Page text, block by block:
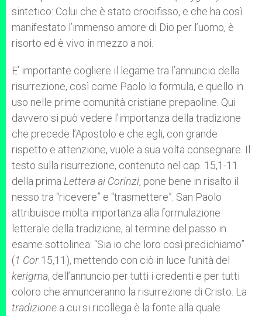
sintetico: Colui che è stato crocifisso, e che ha così
manifestato l’immenso amore di Dio per l’uomo, è
risorto ed è vivo in mezzo a noi.
E’ importante cogliere il legame tra l’annuncio della
risurrezione, così come Paolo lo formula, e quello in
uso nelle prime comunità cristiane prepaoline. Qui
davvero si può vedere l’importanza della tradizione
che precede l’Apostolo e che egli, con grande
rispetto e attenzione, vuole a sua volta consegnare. Il
testo sulla risurrezione, contenuto nel cap. 15,1-11
della prima Lettera ai Corinzi, pone bene in risalto il
nesso tra “ricevere” e “trasmettere”. San Paolo
attribuisce molta importanza alla formulazione
letterale della tradizione; al termine del passo in
esame sottolinea: “Sia io che loro così predichiamo”
(1 Cor15,11), mettendo con ciò in luce l’unità del
kerigma, dell’annuncio per tutti i credenti e per tutti
coloro che annunceranno la risurrezione di Cristo. La
tradizione a cui si ricollega è la fonte alla quale